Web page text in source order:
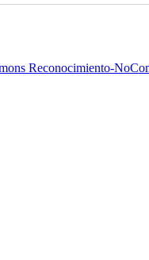
Reconocimiento-